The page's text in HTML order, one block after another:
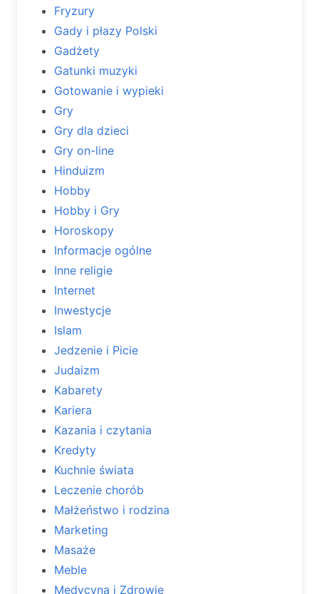
Fryzury
Gady i płazy Polski
Gadżety
Gatunki muzyki
Gotowanie i wypieki
Gry
Gry dla dzieci
Gry on-line
Hinduizm
Hobby
Hobby i Gry
Horoskopy
Informacje ogólne
Inne religie
Internet
Inwestycje
Islam
Jedzenie i Picie
Judaizm
Kabarety
Kariera
Kazania i czytania
Kredyty
Kuchnie świata
Leczenie chorób
Małżeństwo i rodzina
Marketing
Masaże
Meble
Medycyna i Zdrowie